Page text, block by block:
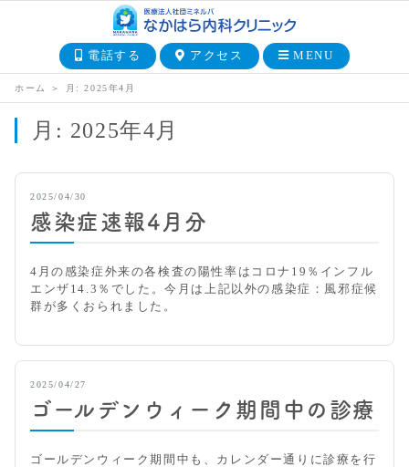
電話する アクセス MENU
ホーム ＞ 月:2025年4月
月: 2025年4月
2025/04/30
感染症速報4月分
4月の感染症外来の各検査の陽性率はコロナ19％インフル
エンザ14.3％でした。今月は上記以外の感染症：風邪症候
群が多くおられました。
2025/04/27
ゴールデンウィーク期間中の診療
ゴールデンウィーク期間中も、カレンダー通りに診療を行